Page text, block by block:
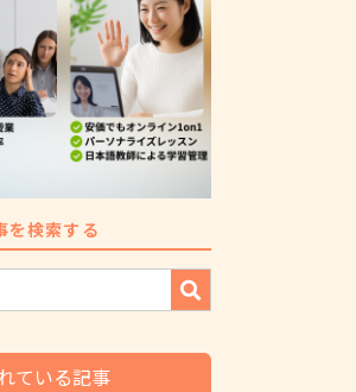
を検索する
ている記事